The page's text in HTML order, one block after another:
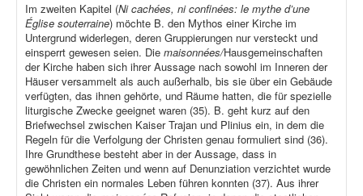
Im zweiten Kapitel (Ni cachées, ni confinées: le mythe d’une
Église souterraine) möchte B. den Mythos einer Kirche im
Untergrund widerlegen, deren Gruppierungen nur versteckt und
einsperrt gewesen seien. Die maisonnées/Hausgemeinschaften
der Kirche haben sich ihrer Aussage nach sowohl im Inneren der
Häuser versammelt als auch außerhalb, bis sie über ein Gebäude
verfügten, das ihnen gehörte, und Räume hatten, die für spezielle
liturgische Zwecke geeignet waren (35). B. geht kurz auf den
Briefwechsel zwischen Kaiser Trajan und Plinius ein, in dem die
Regeln für die Verfolgung der Christen genau formuliert sind (36).
Ihre Grundthese besteht aber in der Aussage, dass in
gewöhnlichen Zeiten und wenn auf Denunziation verzichtet wurde
die Christen ein normales Leben führen konnten (37). Aus ihrer